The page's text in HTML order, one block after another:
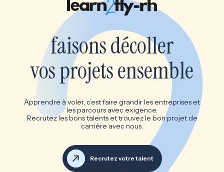
faisons décoller
vos projets ensemble
Apprendre à voler, c’est faire grandir les entreprises et
les parcours avec exigence.
Recrutez les bons talents et trouvez le bon projet de
carrière avec nous.
Recrutez votre talent